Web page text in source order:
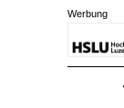
Werbung